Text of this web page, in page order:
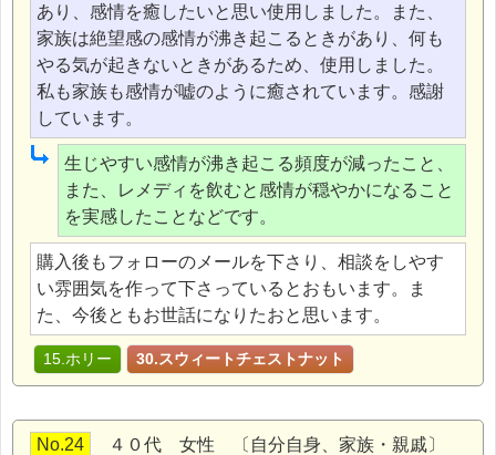
あり、感情を癒したいと思い使用しました。また、
家族は絶望感の感情が沸き起こるときがあり、何も
やる気が起きないときがあるため、使用しました。
私も家族も感情が嘘のように癒されています。感謝
しています。
生じやすい感情が沸き起こる頻度が減ったこと、
また、レメディを飲むと感情が穏やかになること
を実感したことなどです。
購入後もフォローのメールを下さり、相談をしやす
い雰囲気を作って下さっているとおもいます。ま
た、今後ともお世話になりたおと思います。
15.ホリー 30.スウィートチェストナット
No.24 ４０代 女性 〔自分自身、家族・親戚〕